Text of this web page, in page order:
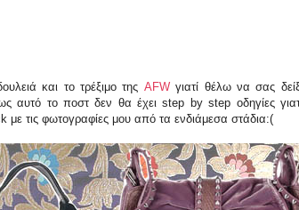
και το τρέξιμο της AFWγιατί θέλω να σας
αυτό το ποστ δεν θα έχει step by step οδηγίες
τις φωτογραφίες μου από τα ενδιάμεσα στάδια:(